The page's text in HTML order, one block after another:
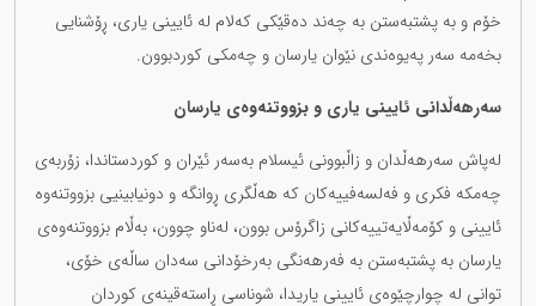
خۆم و بە پشتبەستن بە چەند دەقێکی کەلام لە ئایینی یاری، ڕۆشنایی
بخەمە سەر پەیوەندی نێوان یارسان و چەمکی کوردبوون.
سەرهەڵدانی ئایینی یاری و بزووتنەوەی یارسان
لەپاش سەرهەڵدان و زاڵبوونی ئیسلام بەسەر ئێران و کوردستاندا، زۆربەی
چەمکە فکری و فەلسەفییەکان کە هەڵگری ڕوانگە و دونیابینیی بزووتنەوە
ئایینی و کۆمەڵایەتییەکانی زاگرۆس بوون، لەناو چوون، بەڵام بزووتنەوەی
یارسان بە پشتبەستن بە فەرهەنگی بەرخۆدانی سەدان ساڵەی خۆی،
توانی لە چوارچێوەی ئایینی یاریدا، شوناسی ڕاستەقینەی کوردان